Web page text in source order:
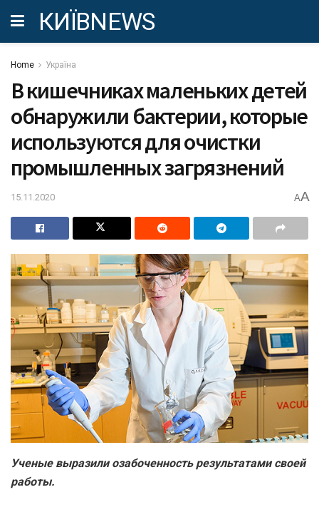
КИЇВNEWS
Home Україна
В кишечниках маленьких детей
обнаружили бактерии, которые
используются для очистки
промышленных загрязнений
15.11.2020 AA
Ученые выразили озабоченность результатами своей
работы.